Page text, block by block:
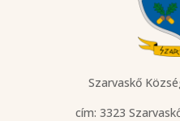
Szarvaskő
cím: 3323